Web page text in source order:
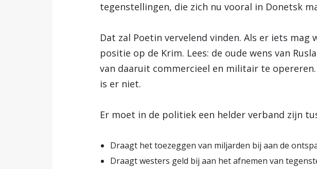
tegenstellingen, die zich nu vooral in Donetsk
Dat zal Poetin vervelend vinden. Als er iets
positie op de Krim. Lees: de oude wens van
van daaruit commercieel en militair te
is er niet.
Er moet in de politiek een helder verband zijn
Draagt het toezeggen van miljarden bij aan de
Draagt westers geld bij aan het afnemen van